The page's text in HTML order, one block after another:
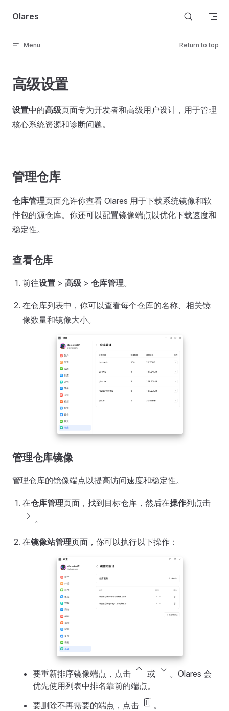
Skip to content
Olares
Menu Return to top
高级设置
设置中的高级页面专为开发者和高级用户设计，用于管理
核心系统资源和诊断问题。
管理仓库
仓库管理页面允许你查看 Olares 用于下载系统镜像和软
件包的源仓库。你还可以配置镜像端点以优化下载速度和
稳定性。
查看仓库
前往设置 > 高级 > 仓库管理。
在仓库列表中，你可以查看每个仓库的名称、相关镜
像数量和镜像大小。
管理仓库镜像
管理仓库的镜像端点以提高访问速度和稳定性。
在仓库管理页面，找到目标仓库，然后在操作列点击
chevron_forward 。
在镜像站管理页面，你可以执行以下操作：
要重新排序镜像端点，点击 keyboard_control_key 或 keyboard_arrow_down 。Olares 会
优先使用列表中排名靠前的端点。
要删除不再需要的端点，点击 delete 。